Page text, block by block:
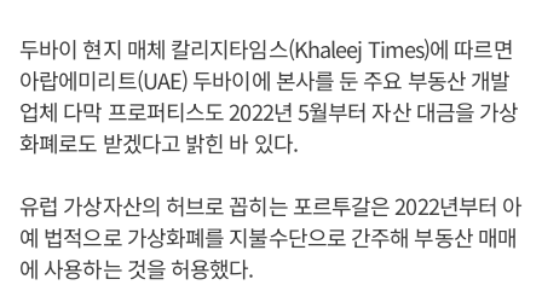
두바이 현지 매체 칼리지타임스(Khaleej Times)에 따르면
아랍에미리트(UAE) 두바이에 본사를 둔 주요 부동산 개발
업체 다막 프로퍼티스도 2022년 5월부터 자산 대금을 가상
화폐로도 받겠다고 밝힌 바 있다.
유럽 가상자산의 허브로 꼽히는 포르투갈은 2022년부터 아
예 법적으로 가상화폐를 지불수단으로 간주해 부동산 매매
에 사용하는 것을 허용했다.